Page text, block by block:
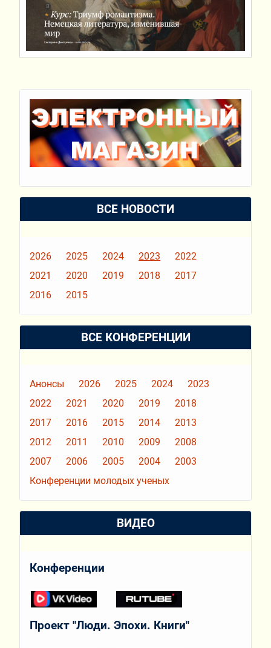
ВСЕ НОВОСТИ
2026 2025 2024 2023
2022
2021
2020 2019 2018
2017
2016
2015
ВСЕ КОНФЕРЕНЦИИ
Анонсы 2026 2025 2024
2023
2022
2021 2020 2019
2018
2017
2016 2015 2014
2013
2012
2011 2010 2009
2008
2007
2006 2005 2004
2003
Конференции молодых ученых
ВИДЕО
Конференции
Проект "Люди. Эпохи. Книги"